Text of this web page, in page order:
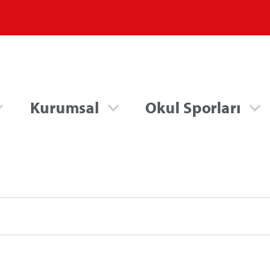
Kurumsal Okul Sporları